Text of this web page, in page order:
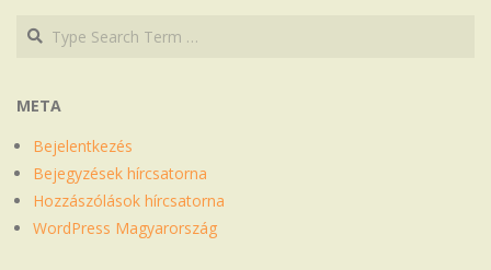
Search
Search
META
Bejelentkezés
Bejegyzések hírcsatorna
Hozzászólások hírcsatorna
WordPress Magyarország